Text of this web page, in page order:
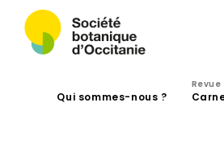
Qui sommes-nous ?
Revue